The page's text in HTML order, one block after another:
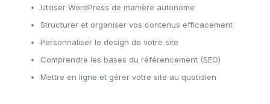
Utiliser WordPress de manière autonome
Structurer et organiser vos contenus efficacement
Personnaliser le design de votre site
Comprendre les bases du référencement (SEO)
Mettre en ligne et gérer votre site au quotidien